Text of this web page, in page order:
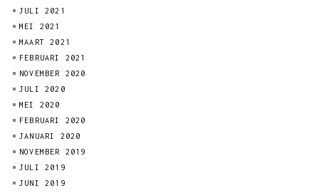
JULI 2021
MEI 2021
MAART 2021
FEBRUARI 2021
NOVEMBER 2020
JULI 2020
MEI 2020
FEBRUARI 2020
JANUARI 2020
NOVEMBER 2019
JULI 2019
JUNI 2019